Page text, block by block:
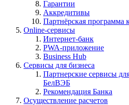
Гарантии
Аккредитивы
Партнёрская программа
Online-сервисы
Интернет-банк
PWA-приложение
Business Hub
Сервисы для бизнеса
Партнерские сервисы
БелВЭБ
Рекомендация Банка
Осуществление расчетов